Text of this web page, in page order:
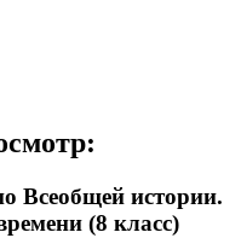
Всеобщей истории.
(8 класс)